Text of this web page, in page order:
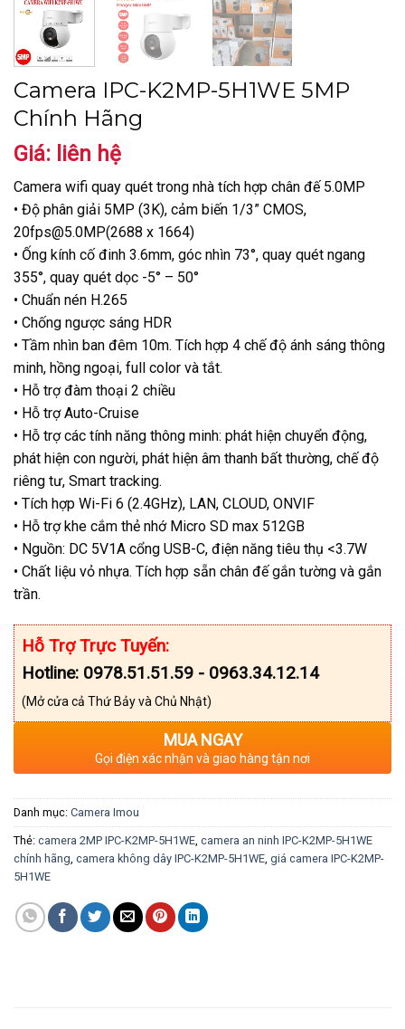
Camera IPC-K2MP-5H1WE 5MP
Chính Hãng
Giá: liên hệ
Camera wifi quay quét trong nhà tích hợp chân đế 5.0MP
• Độ phân giải 5MP (3K), cảm biến 1/3” CMOS,
20fps@5.0MP(2688 x 1664)
• Ống kính cố đinh 3.6mm, góc nhìn 73°, quay quét ngang
355°, quay quét dọc -5° – 50°
• Chuẩn nén H.265
• Chống ngược sáng HDR
• Tầm nhìn ban đêm 10m. Tích hợp 4 chế độ ánh sáng thông
minh, hồng ngoại, full color và tắt.
• Hỗ trợ đàm thoại 2 chiều
• Hỗ trợ Auto-Cruise
• Hỗ trợ các tính năng thông minh: phát hiện chuyển động,
phát hiện con người, phát hiện âm thanh bất thường, chế độ
riêng tư, Smart tracking.
• Tích hợp Wi-Fi 6 (2.4GHz), LAN, CLOUD, ONVIF
• Hỗ trợ khe cắm thẻ nhớ Micro SD max 512GB
• Nguồn: DC 5V1A cổng USB-C, điện năng tiêu thụ <3.7W
• Chất liệu vỏ nhựa. Tích hợp sẵn chân đế gắn tường và gắn
trần.
Hỗ Trợ Trực Tuyến:
Hotline: 0978.51.51.59 - 0963.34.12.14
(Mở cửa cả Thứ Bảy và Chủ Nhật)
MUA NGAY
Gọi điện xác nhận và giao hàng tận nơi
Danh mục: Camera Imou
Thẻ: camera 2MP IPC-K2MP-5H1WE, camera an ninh IPC-K2MP-5H1WE
chính hãng, camera không dây IPC-K2MP-5H1WE, giá camera IPC-K2MP-
5H1WE